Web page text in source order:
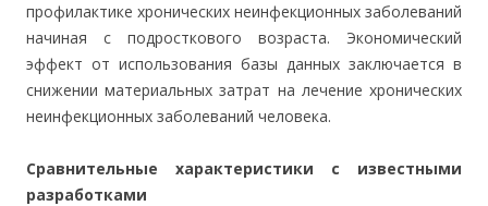
профилактике хронических неинфекционных заболеваний
начиная с подросткового возраста. Экономический
эффект от использования базы данных заключается в
снижении материальных затрат на лечение хронических
неинфекционных заболеваний человека.
Сравнительные характеристики с известными
разработками